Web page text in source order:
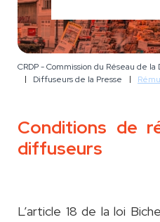
CRDP - Commission du Réseau de
Diffuseurs de la Presse
Conditions de
diffuseurs
L’article 18 de la loi